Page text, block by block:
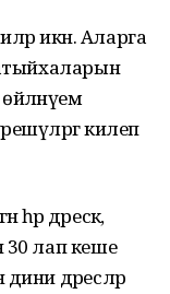
икән. Аларга
килеп
дәрескә,
30 лап кеше
дәресләр